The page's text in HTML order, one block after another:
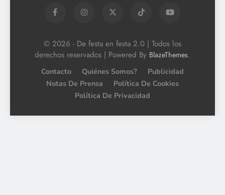
© 2026 - De festa en festa 2.0 | Todos los
derechos reservados | Powered By BlazeThemes.
Contacto Quiénes Somos?
Publicidad
Notas De Prensa
Política De Cookies
Política De Privacidad